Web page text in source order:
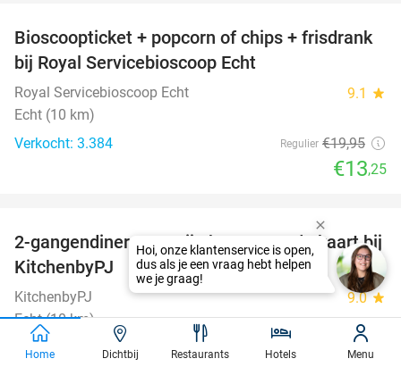
34%
Bioscoopticket + popcorn of chips + frisdrank
bij Royal Servicebioscoop Echt
Royal Servicebioscoop Echt 9.1 star
Echt (10 km)
Verkocht: 3.384
Regulier €19,95
€13,25
23%
2-gangendiner met vrije keuze van de kaart bij
KitchenbyPJ
KitchenbyPJ 9.0star
Echt (10 km)
Verkocht: 117
Regulier ,50
Home Dichtbij Restaurants Hotels Menu